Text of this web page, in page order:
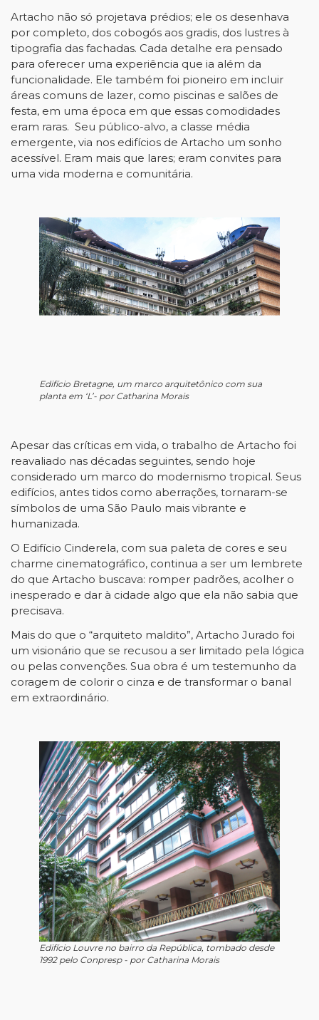
Artacho não só projetava prédios; ele os desenhava
por completo, dos cobogós aos gradis, dos lustres à
tipografia das fachadas. Cada detalhe era pensado
para oferecer uma experiência que ia além da
funcionalidade. Ele também foi pioneiro em incluir
áreas comuns de lazer, como piscinas e salões de
festa, em uma época em que essas comodidades
eram raras. Seu público-alvo, a classe média
emergente, via nos edifícios de Artacho um sonho
acessível. Eram mais que lares; eram convites para
uma vida moderna e comunitária.
Edifício Bretagne, um marco arquitetônico com sua
planta em ‘L’- por Catharina Morais
Apesar das críticas em vida, o trabalho de Artacho foi
reavaliado nas décadas seguintes, sendo hoje
considerado um marco do modernismo tropical. Seus
edifícios, antes tidos como aberrações, tornaram-se
símbolos de uma São Paulo mais vibrante e
humanizada.
O Edifício Cinderela, com sua paleta de cores e seu
charme cinematográfico, continua a ser um lembrete
do que Artacho buscava: romper padrões, acolher o
inesperado e dar à cidade algo que ela não sabia que
precisava.
Mais do que o “arquiteto maldito”, Artacho Jurado foi
um visionário que se recusou a ser limitado pela lógica
ou pelas convenções. Sua obra é um testemunho da
coragem de colorir o cinza e de transformar o banal
em extraordinário.
Edifício Louvre no bairro da República, tombado desde
1992 pelo Conpresp - por Catharina Morais